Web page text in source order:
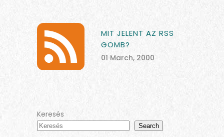
MIT JELENT AZ RSS
GOMB?
01 March, 2000
Keresés
Search